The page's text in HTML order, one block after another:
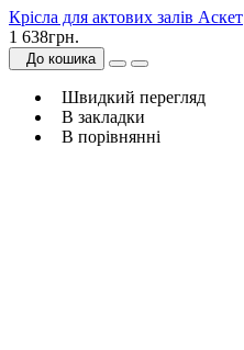
Крісла для актових залів Аскет
1 638грн.
До кошика
Швидкий перегляд
В закладки
В порівнянні